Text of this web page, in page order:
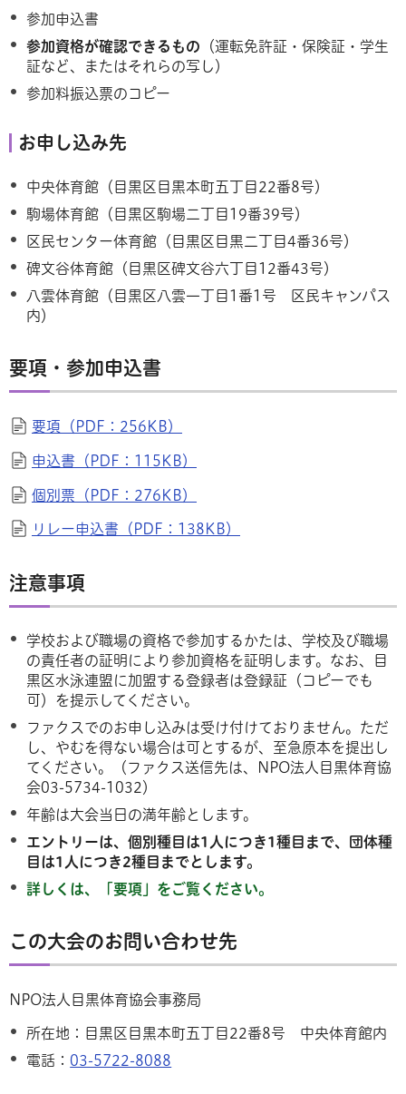
参加申込書
参加資格が確認できるもの （運転免許証・保険証・学生
証など、またはそれらの写し）
参加料振込票のコピー
お申し込み先
中央体育館（目黒区目黒本町五丁目22番8号）
駒場体育館（目黒区駒場二丁目19番39号）
区民センター体育館（目黒区目黒二丁目4番36号）
碑文谷体育館（目黒区碑文谷六丁目12番43号）
八雲体育館（目黒区八雲一丁目1番1号
区民キャンパス
内）
要項・参加申込書
要項（PDF：256KB）
申込書（PDF：115KB）
個別票（PDF：276KB）
リレー申込書（PDF：138KB）
注意事項
学校および職場の資格で参加するかたは、学校及び職場
の責任者の証明により参加資格を証明します。なお、目
黒区水泳連盟に加盟する登録者は登録証（コピーでも
可）を提示してください。
ファクスでのお申し込みは受け付けておりません。ただ
し、やむを得ない場合は可とするが、至急原本を提出し
てください。（ファクス送信先は、NPO法人目黒体育協
会03-5734-1032）
年齢は大会当日の満年齢とします。
エントリーは、個別種目は1人につき1種目まで、団体種
目は1人につき2種目までとします。
詳しくは、「要項」をご覧ください。
この大会のお問い合わせ先
NPO法人目黒体育協会事務局
所在地：目黒区目黒本町五丁目22番8号
中央体育館内
電話：03-5722-8088